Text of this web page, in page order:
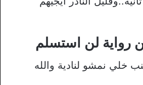
رواية لن استسلم
خلي نمشو لنادية والله